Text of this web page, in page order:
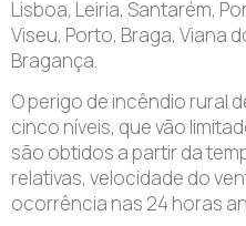
Lisboa, Leiria, Santarém,
Viseu, Porto, Braga, Viana
Bragança.
O perigo de incêndio rural
cinco níveis, que vão
são obtidos a partir da
relativas, velocidade do
ocorrência nas 24 horas